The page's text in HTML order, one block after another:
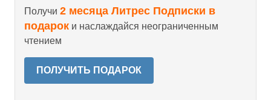
Получи 2 месяца Литрес Подписки в
подарок и наслаждайся неограниченным
чтением
ПОЛУЧИТЬ ПОДАРОК